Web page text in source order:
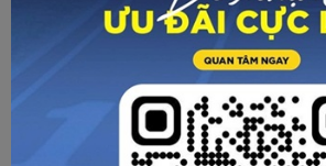
quá trình vận động. Điều này giúp
đặc biệt trong các buổi tập kéo dài
Ngoài ra, polyester là chất liệu dễ áp
hoàn thiện bổ sung như hạn chế mùi,
hoặc tăng độ bền bề mặt vải. Những
nâng cao trải nghiệm sử dụng lâu dài,
HƯỚNG DẪN CHỌN